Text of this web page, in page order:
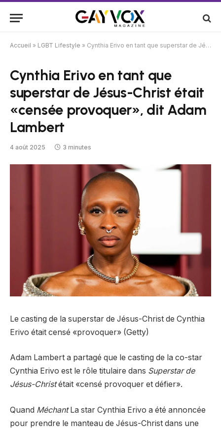
Accueil » LGBT Lifestyle » Cynthia Erivo en tant que superstar de Jésus-Christ était «censée provoquer», dit Adam Lambert
Cynthia Erivo en tant que
superstar de Jésus-Christ était
«censée provoquer», dit Adam
Lambert
4 août 2025 3 minutes
Le casting de la superstar de Jésus-Christ de Cynthia
Erivo était censé «provoquer» (Getty)
Adam Lambert a partagé que le casting de la co-star
Cynthia Erivo est le rôle titulaire dans Superstar de
Jésus-Christétait «censé provoquer et défier».
Quand MéchantLa star Cynthia Erivo a été annoncée
pour prendre le manteau de Jésus-Christ dans une